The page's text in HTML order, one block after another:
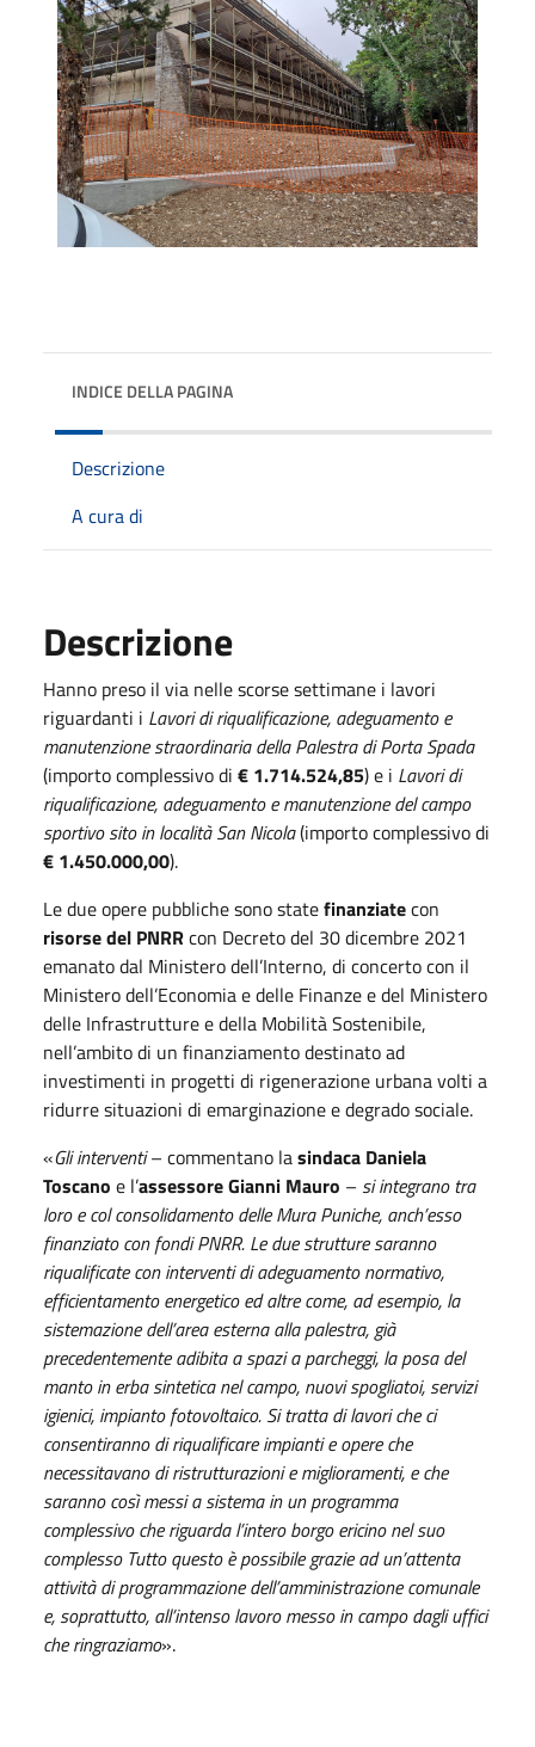
INDICE DELLA PAGINA
Descrizione
A cura di
Descrizione
Hanno preso il via nelle scorse settimane i lavori
riguardanti i Lavori di riqualificazione, adeguamento e
manutenzione straordinaria della Palestra di Porta Spada
(importo complessivo di € 1.714.524,85) e i Lavori di
riqualificazione, adeguamento e manutenzione del campo
sportivo sito in località San Nicola(importo complessivo di
€ 1.450.000,00).
Le due opere pubbliche sono statefinanziatecon
risorse del PNRRcon Decreto del 30 dicembre 2021
emanato dal Ministero dell’Interno, di concerto con il
Ministero dell’Economia e delle Finanze e del Ministero
delle Infrastrutture e della Mobilità Sostenibile,
nell’ambito di un finanziamento destinato ad
investimenti in progetti di rigenerazione urbana volti a
ridurre situazioni di emarginazione e degrado sociale.
«Gli interventi– commentano lasindaca Daniela
Toscano e l’assessore Gianni Mauro – si integrano tra
loro e col consolidamento delle Mura Puniche, anch’esso
finanziato con fondi PNRR. Le due strutture saranno
riqualificate con interventi di adeguamento normativo,
efficientamento energetico ed altre come, ad esempio, la
sistemazione dell’area esterna alla palestra, già
precedentemente adibita a spazi a parcheggi, la posa del
manto in erba sintetica nel campo, nuovi spogliatoi, servizi
igienici, impianto fotovoltaico. Si tratta di lavori che ci
consentiranno di riqualificare impianti e opere che
necessitavano di ristrutturazioni e miglioramenti, e che
saranno così messi a sistema in un programma
complessivo che riguarda l’intero borgo ericino nel suo
complesso Tutto questo è possibile grazie ad un’attenta
attività di programmazione dell’amministrazione comunale
e, soprattutto, all’intenso lavoro messo in campo dagli uffici
che ringraziamo».